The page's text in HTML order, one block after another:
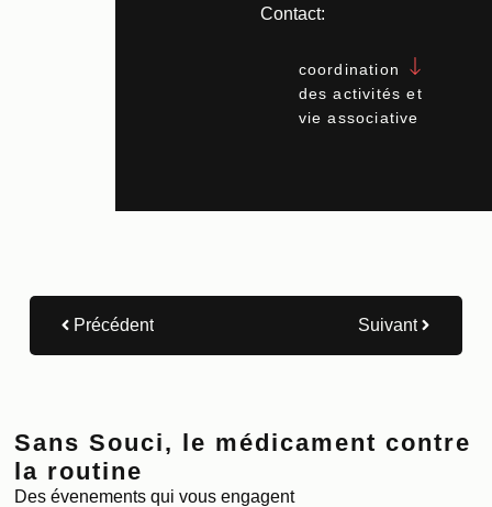
Contact:
coordination
des activités et
vie associative
Précédent Suivant
Sans Souci, le médicament contre
la routine
Des évenements qui vous engagent